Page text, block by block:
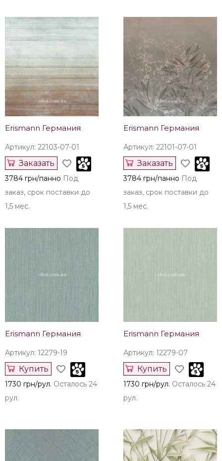
Erismann Германия
Артикул: 22103-07-01
Заказать
3784 грн/панно Под
заказ, срок поставки до
1,5 мес.
Erismann Германия
Артикул: 22101-07-01
Заказать
3784 грн/панно Под
заказ, срок поставки до
1,5 мес.
Erismann Германия
Артикул: 12279-19
Купить
1730 грн/рул. Осталось 24
рул.
Erismann Германия
Артикул: 12279-07
Купить
1730 грн/рул. Осталось 24
рул.